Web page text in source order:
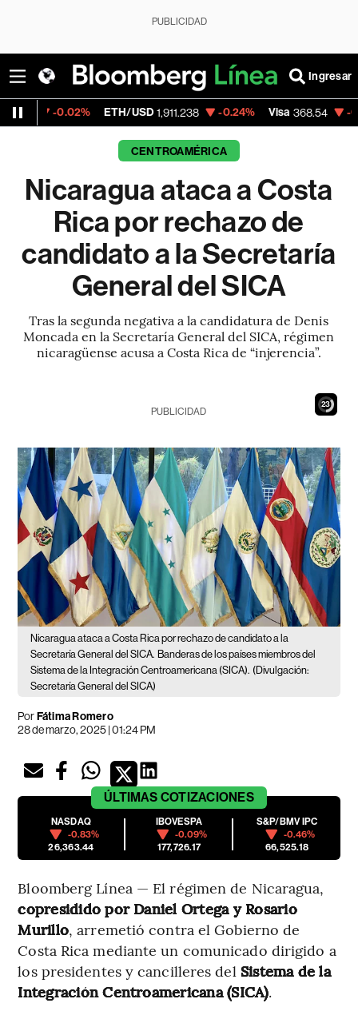
PUBLICIDAD
Ingresar
ETH/USD 1,911.238 -0.24% Visa 368.54 -0.28%
CENTROAMÉRICA
Nicaragua ataca a Costa
Rica por rechazo de
candidato a la Secretaría
General del SICA
Tras la segunda negativa a la candidatura de Denis
Moncada en la Secretaría General del SICA, régimen
nicaragüense acusa a Costa Rica de “injerencia”.
21
PUBLICIDAD
Nicaragua ataca a Costa Rica por rechazo de candidato a la
Secretaría General del SICA. Banderas de los países miembros del
Sistema de la Integración Centroamericana (SICA). (Divulgación:
Secretaría General del SICA)
PorFátima Romero
28 de marzo, 2025 | 01:24 PM
ÚLTIMAS COTIZACIONES
NASDAQ
-0.83%
26,363.44
IBOVESPA
-0.09%
177,726.17
S&P/BMV IPC
-0.46%
66,525.18
Bloomberg Línea — El régimen de Nicaragua,
copresidido por Daniel Ortega y Rosario
Murillo, arremetió contra el Gobierno de
Costa Rica mediante un comunicado dirigido a
los presidentes y cancilleres del Sistema de la
Integración Centroamericana (SICA).